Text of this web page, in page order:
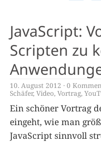
JavaScript:
Scripten zu
10. August 2012 0
Schäfer, Video, Vortrag,
Ein schöner Vortrag
eingeht, wie man
JavaScript sinnvoll